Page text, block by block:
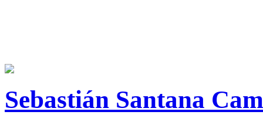
Sebastián Santana